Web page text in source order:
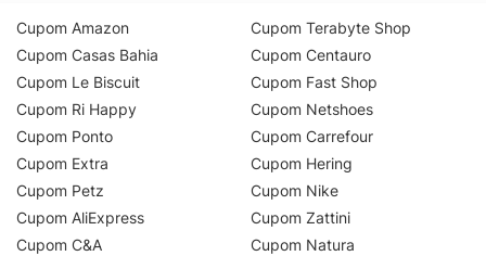
Cupom Amazon
Cupom Casas Bahia
Cupom Le Biscuit
Cupom Ri Happy
Cupom Ponto
Cupom Extra
Cupom Petz
Cupom AliExpress
Cupom C&A
Cupom Terabyte Shop
Cupom Centauro
Cupom Fast Shop
Cupom Netshoes
Cupom Carrefour
Cupom Hering
Cupom Nike
Cupom Zattini
Cupom Natura